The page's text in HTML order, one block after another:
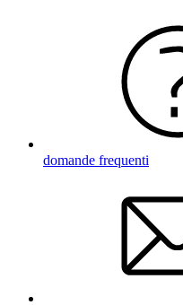
domande frequenti